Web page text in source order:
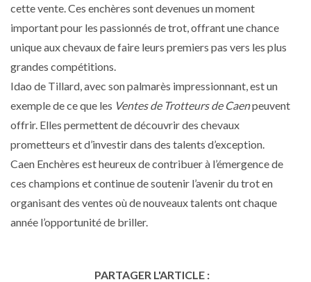
cette vente. Ces enchères sont devenues un moment
important pour les passionnés de trot, offrant une chance
unique aux chevaux de faire leurs premiers pas vers les plus
grandes compétitions.
Idao de Tillard, avec son palmarès impressionnant, est un
exemple de ce que les Ventes de Trotteurs de Caenpeuvent
offrir. Elles permettent de découvrir des chevaux
prometteurs et d’investir dans des talents d’exception.
Caen Enchères est heureux de contribuer à l’émergence de
ces champions et continue de soutenir l’avenir du trot en
organisant des ventes où de nouveaux talents ont chaque
année l’opportunité de briller.
PARTAGER L'ARTICLE :